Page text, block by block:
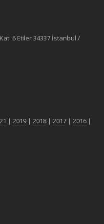
6 Etiler 34337 İstanbul /
| 2019 | 2018 | 2017 | 2016 |